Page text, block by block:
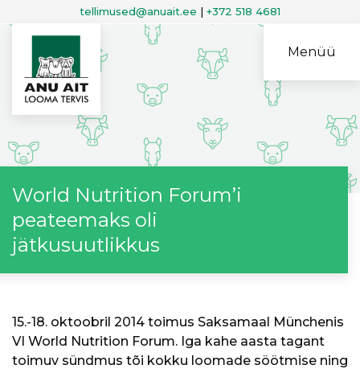
tellimused@anuait.ee | +372 518 4681
Menüü
World Nutrition Forum’i
peateemaks oli
jätkusuutlikkus
15.-18. oktoobril 2014 toimus Saksamaal Münchenis
VI World Nutrition Forum. Iga kahe aasta tagant
toimuv sündmus tõi kokku loomade söötmise ning